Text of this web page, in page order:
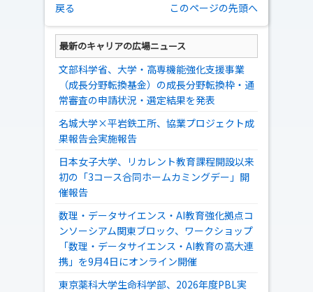
戻る このページの先頭へ
最新のキャリアの広場ニュース
文部科学省、大学・高専機能強化支援事業
（成長分野転換基金）の成長分野転換枠・通
常審査の申請状況・選定結果を発表
名城大学×平岩鉄工所、協業プロジェクト成
果報告会実施報告
日本女子大学、リカレント教育課程開設以来
初の「3コース合同ホームカミングデー」開
催報告
数理・データサイエンス・AI教育強化拠点コ
ンソーシアム関東ブロック、ワークショップ
「数理・データサイエンス・AI教育の高大連
携」を9月4日にオンライン開催
東京薬科大学生命科学部、2026年度PBL実